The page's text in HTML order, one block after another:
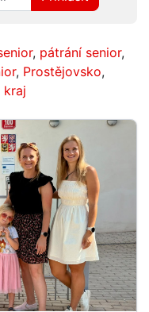
, pátrání senior,
, Prostějovsko,
kraj